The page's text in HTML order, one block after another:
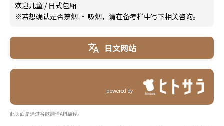
欢迎儿童 / 日式包厢
※若想确认是否禁烟 · 吸烟，请在备考栏中写下相关咨询。
日文网站
powered by
此页面是通过谷歌翻译API翻译。